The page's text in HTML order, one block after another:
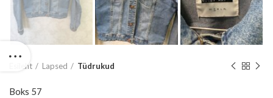
Esileht Lapsed Tüdrukud
Boks 57